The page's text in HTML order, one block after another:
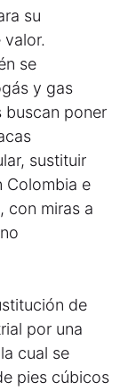
su
se
y gas
buscan poner
sustituir
Colombia e
con miras a
de
por una
cual se
pies cúbicos